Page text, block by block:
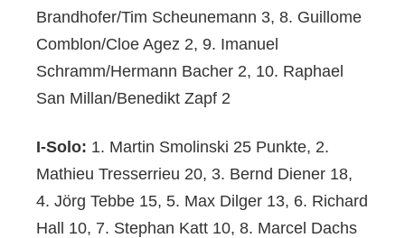
Brandhofer/Tim Scheunemann 3, 8. Guillome
Comblon/Cloe Agez 2, 9. Imanuel
Schramm/Hermann Bacher 2, 10. Raphael
San Millan/Benedikt Zapf 2
I-Solo: 1. Martin Smolinski 25 Punkte, 2.
Mathieu Tresserrieu 20, 3. Bernd Diener 18,
4. Jörg Tebbe 15, 5. Max Dilger 13, 6. Richard
Hall 10, 7. Stephan Katt 10, 8. Marcel Dachs